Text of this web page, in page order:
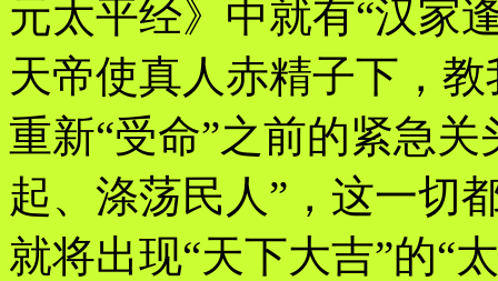
元太平经》中就有“汉家
天帝使真人赤精子下，
重新“受命”之前的紧急
起、涤荡民人”，这一切
就将出现“天下大吉”的“